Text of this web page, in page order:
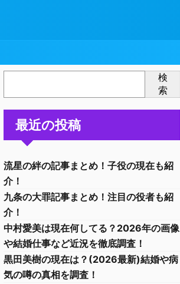
検
索
最近の投稿
流星の絆の記事まとめ！子役の現在も紹
介！
九条の大罪記事まとめ！注目の役者も紹
介！
中村愛美は現在何してる？2026年の画像
や結婚仕事など近況を徹底調査！
黒田美樹の現在は？(2026最新)結婚や病
気の噂の真相を調査！